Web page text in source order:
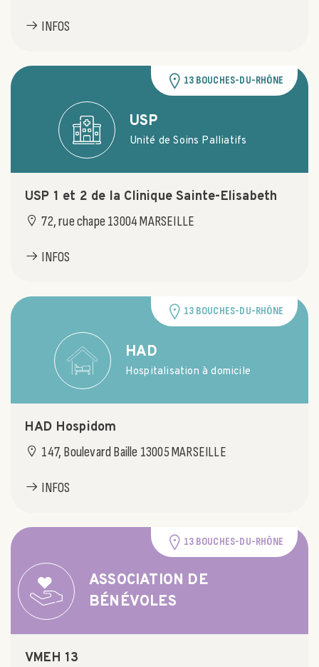
INFOS
USP
Unité de Soins Palliatifs
13 BOUCHES-DU-RHÔNE
USP 1 et 2 de la Clinique Sainte-Elisabeth
72, rue chape 13004 MARSEILLE
INFOS
HAD
Hospitalisation à domicile
13 BOUCHES-DU-RHÔNE
HAD Hospidom
147, Boulevard Baille 13005 MARSEILLE
INFOS
ASSOCIATION DE
BÉNÉVOLES
13 BOUCHES-DU-RHÔNE
VMEH 13